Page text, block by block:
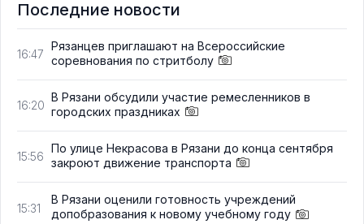
Последние новости
16:47
Рязанцев приглашают на Всероссийские
соревнования по стритболу
16:20
В Рязани обсудили участие ремесленников в
городских праздниках
15:56
По улице Некрасова в Рязани до конца сентября
закроют движение транспорта
15:31
В Рязани оценили готовность учреждений
допобразования к новому учебному году